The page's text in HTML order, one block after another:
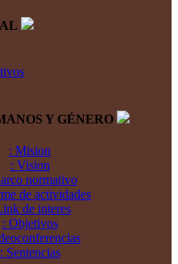
Y GÉNERO
: Mision
: Vision
normativo
de actividades
de interes
: Objetivos
: Sentencias